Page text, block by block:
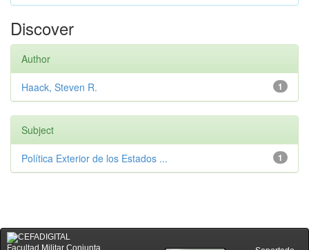
Discover
Author
1
Haack, Steven R.
Subject
1
Política Exterior de los Estados ...
Facultad Militar Conjunta